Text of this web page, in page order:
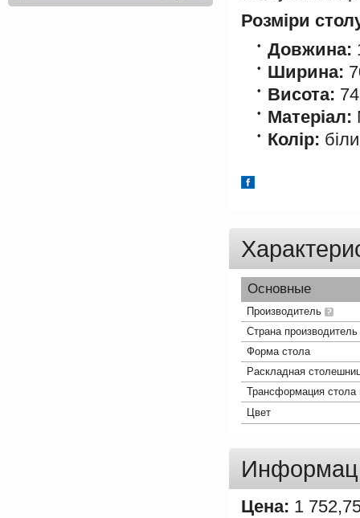
Розміри
Довжина:
Ширина:
Висота:
Матеріал:
Колір:
Основные
Производитель
Страна производитель
Форма стола
Раскладная
Трансформация
Цвет
Цена: 1